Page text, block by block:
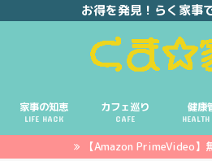
お得を発見！らく家事
家事の知恵
LIFE HACK
カフェ巡り
CAFE
健康
【Amazon PrimeVideo】